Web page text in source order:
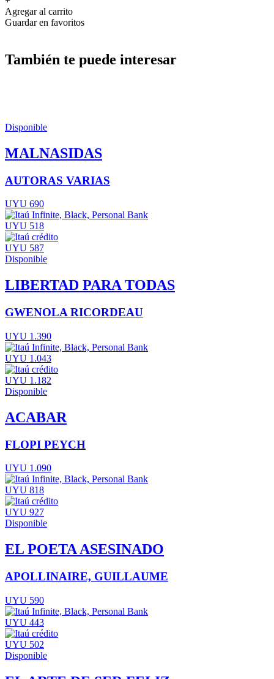
Agregar al carrito
Guardar en favoritos
También te puede interesar
Disponible
MALNASIDAS
AUTORAS VARIAS
UYU 690
UYU 518
UYU 587
Disponible
LIBERTAD PARA TODAS
GWENOLA RICORDEAU
UYU 1.390
UYU 1.043
UYU 1.182
Disponible
ACABAR
FLOPI PEYCH
UYU 1.090
UYU 818
UYU 927
Disponible
EL POETA ASESINADO
APOLLINAIRE, GUILLAUME
UYU 590
UYU 443
UYU 502
Disponible